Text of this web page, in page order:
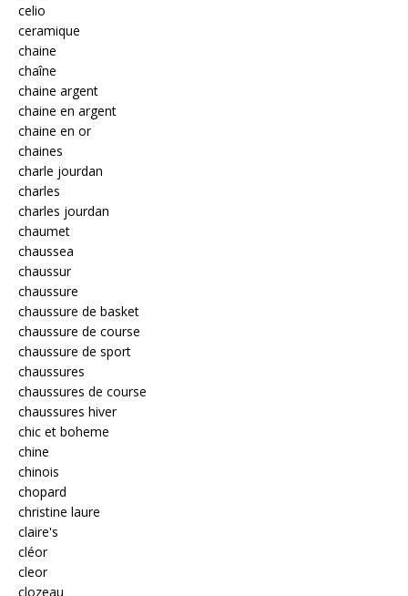
celio
ceramique
chaine
chaîne
chaine argent
chaine en argent
chaine en or
chaines
charle jourdan
charles
charles jourdan
chaumet
chaussea
chaussur
chaussure
chaussure de basket
chaussure de course
chaussure de sport
chaussures
chaussures de course
chaussures hiver
chic et boheme
chine
chinois
chopard
christine laure
claire's
cléor
cleor
clozeau